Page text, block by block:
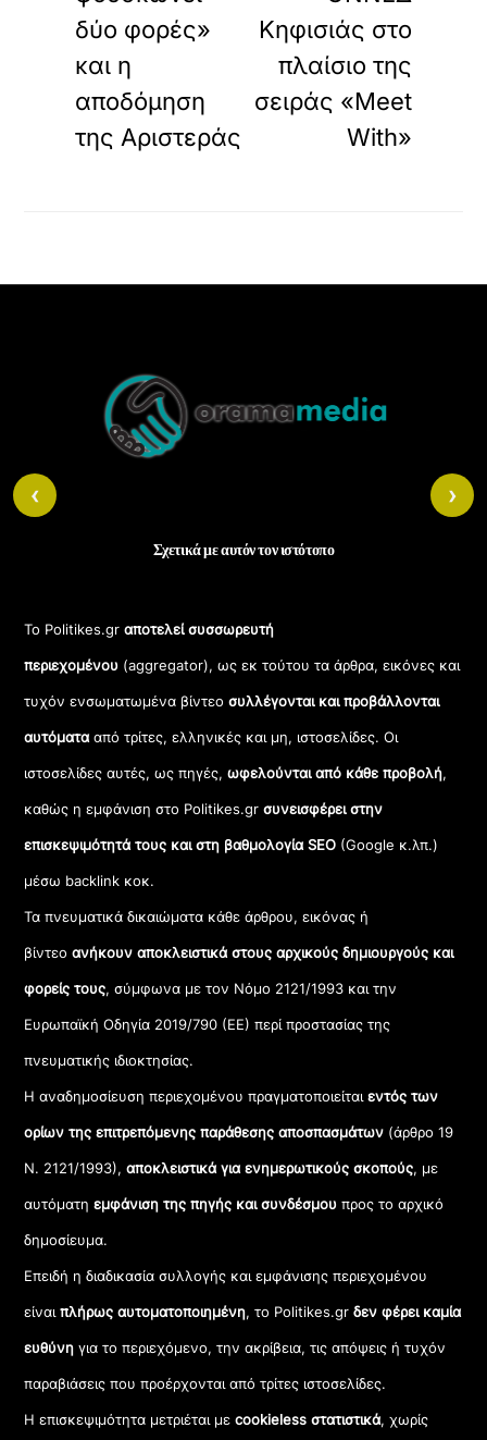
δύο φορές»
και η
αποδόμηση
της Αριστεράς
Κηφισιάς στο
πλαίσιο της
σειράς «Meet
With»
Top
Σχετικά με αυτόν τον ιστότοπο
Το Politikes.grαποτελεί συσσωρευτή
περιεχομένου (aggregator), ως εκ τούτου τα άρθρα, εικόνες και
τυχόν ενσωματωμένα βίντεοσυλλέγονται και προβάλλονται
αυτόματααπό τρίτες, ελληνικές και μη, ιστοσελίδες. Οι
ιστοσελίδες αυτές, ως πηγές,ωφελούνται από κάθε προβολή,
καθώς η εμφάνιση στο Politikes.gr συνεισφέρει στην
επισκεψιμότητά τους και στη βαθμολογία SEO (Google κ.λπ.)
μέσω backlink κοκ.
Τα πνευματικά δικαιώματα κάθε άρθρου, εικόνας ή
βίντεοανήκουν αποκλειστικά στους αρχικούς δημιουργούς και
φορείς τους, σύμφωνα με τον Νόμο 2121/1993 και την
Ευρωπαϊκή Οδηγία 2019/790 (ΕΕ) περί προστασίας της
πνευματικής ιδιοκτησίας.
Η αναδημοσίευση περιεχομένου πραγματοποιείταιεντός των
ορίων της επιτρεπόμενης παράθεσης αποσπασμάτων (άρθρο 19
Ν. 2121/1993), αποκλειστικά για ενημερωτικούς σκοπούς, με
αυτόματηεμφάνιση της πηγής και συνδέσμου προς το αρχικό
δημοσίευμα.
Επειδή η διαδικασία συλλογής και εμφάνισης περιεχομένου
είναιπλήρως αυτοματοποιημένη, το Politikes.grδεν φέρει καμία
ευθύνη για το περιεχόμενο, την ακρίβεια, τις απόψεις ή τυχόν
παραβιάσεις που προέρχονται από τρίτες ιστοσελίδες.
Η επισκεψιμότητα μετριέται μεcookieless στατιστικά, χωρίς
‹ ›